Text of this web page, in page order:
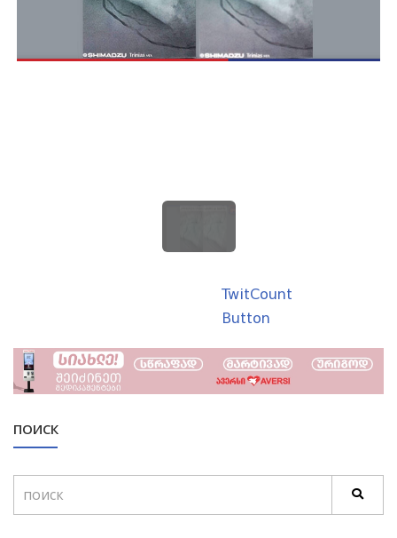
TwitCount
Button
ПОИСК